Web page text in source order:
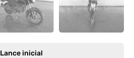
Lance inicial